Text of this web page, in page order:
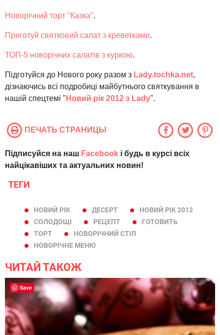
Новорічний торт "Казка".
Приготуй святковий салат з креветками.
ТОП-5 новорічних салатів з куркою.
Підготуйся до Нового року разом з Lady.tochka.net,
дізнаючись всі подробиці майбутнього святкування в
нашій спецтемі " Новий рік 2012 з Lady".
ПЕЧАТЬ СТРАНИЦЫ
Підписуйся на наш Facebook і будь в курсі всіх
найцікавіших та актуальних новин!
ТЕГИ
НОВИЙ РІК ДЕСЕРТ
НОВИЙ РІК 2012
СОЛОДОЩІ
РЕЦЕПТ
ГОТОВИТЬ
ТОРТ
НОВОРІЧНИЙ СТІЛ
НОВОРІЧНЕ МЕНЮ
ЧИТАЙ ТАКОЖ
Save